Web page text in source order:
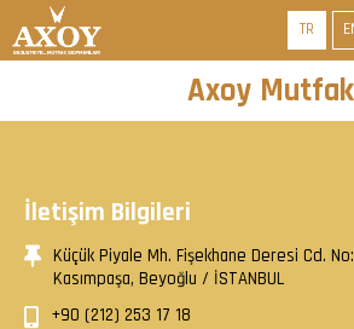
TR
Axoy Mutfak
İletişim Bilgileri
Küçük Piyale Mh. Fişekhane Deresi Cd.
Kasımpaşa, Beyoğlu / İSTANBUL
+90 (212) 253 17 18